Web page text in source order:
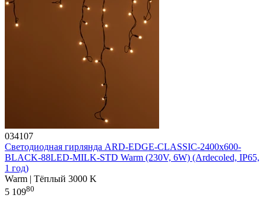
034107
Светодиодная гирлянда ARD-EDGE-CLASSIC-2400x600-
BLACK-88LED-MILK-STD Warm (230V, 6W) (Ardecoled, IP65,
1 год)
Warm | Тёплый 3000 K
5 10980